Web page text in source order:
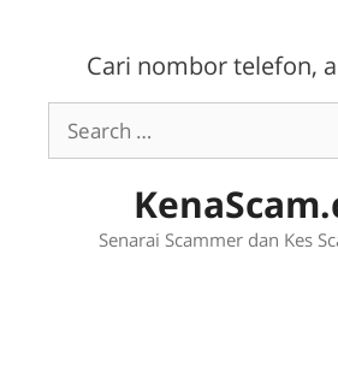
Cari nombor telefon,
Search
for:
Senarai Scammer dan Kes